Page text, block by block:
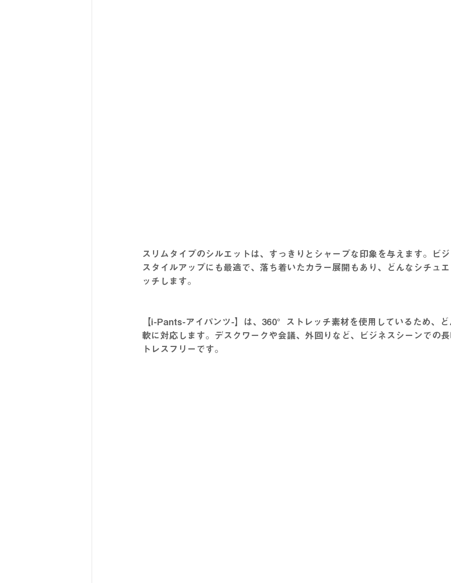
スリムタイプのシルエットは、すっきりとシャープな印象を与えます。ビ
スタイルアップにも最適で、落ち着いたカラー展開もあり、どんなシチュ
ッチします。
【i-Pants-アイパンツ-】は、360°ストレッチ素材を使用しているため、
軟に対応します。デスクワークや会議、外回りなど、ビジネスシーンでの
トレスフリーです。